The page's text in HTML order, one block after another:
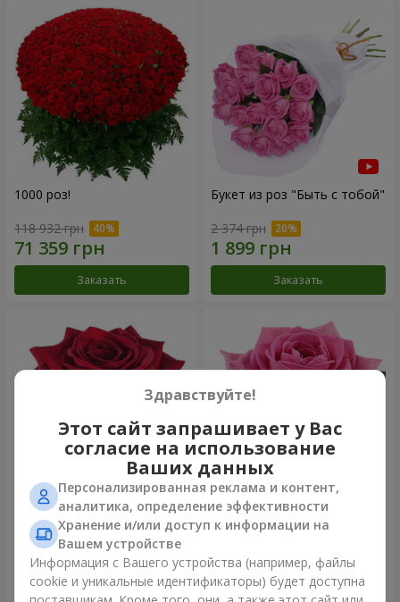
1000 роз!
118 932 грн
Заказать
Букет из роз "Быть с тобой"
2 374 грн
Заказать
Роза красная (поштучно)
Заказать
Роза розовая (поштучно)
Заказать
Здравствуйте!
Этот сайт запрашивает у Вас
согласие на использование
Ваших данных
Персонализированная реклама и контент,
аналитика, определение эффективности
Хранение и/или доступ к информации на
Вашем устройстве
Информация с Вашего устройства (например, файлы
cookie и уникальные идентификаторы) будет доступна